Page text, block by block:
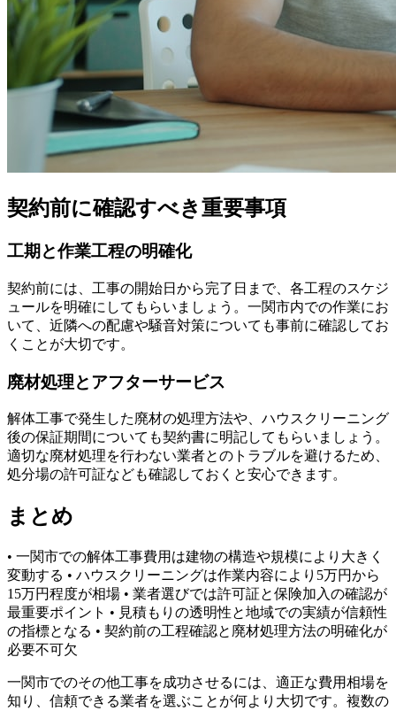
契約前に確認すべき重要事項
工期と作業工程の明確化
契約前には、工事の開始日から完了日まで、各工程のスケジ
ュールを明確にしてもらいましょう。一関市内での作業にお
いて、近隣への配慮や騒音対策についても事前に確認してお
くことが大切です。
廃材処理とアフターサービス
解体工事で発生した廃材の処理方法や、ハウスクリーニング
後の保証期間についても契約書に明記してもらいましょう。
適切な廃材処理を行わない業者とのトラブルを避けるため、
処分場の許可証なども確認しておくと安心できます。
まとめ
• 一関市での解体工事費用は建物の構造や規模により大きく
変動する • ハウスクリーニングは作業内容により5万円から
15万円程度が相場 • 業者選びでは許可証と保険加入の確認が
最重要ポイント • 見積もりの透明性と地域での実績が信頼性
の指標となる • 契約前の工程確認と廃材処理方法の明確化が
必要不可欠
一関市でのその他工事を成功させるには、適正な費用相場を
知り、信頼できる業者を選ぶことが何より大切です。複数の